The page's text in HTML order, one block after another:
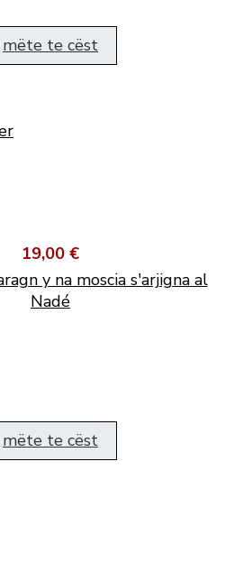
mëte te cëst
19,00 €
y na moscia s'arjigna al
Nadé
mëte te cëst